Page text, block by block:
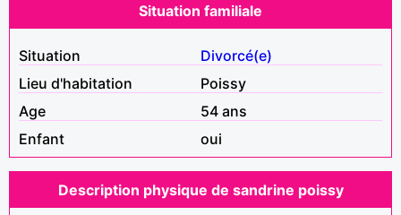
Situation familiale
Situation
Divorcé(e)
Lieu d'habitation
Poissy
Age
54 ans
Enfant
oui
Description physique de sandrine poissy